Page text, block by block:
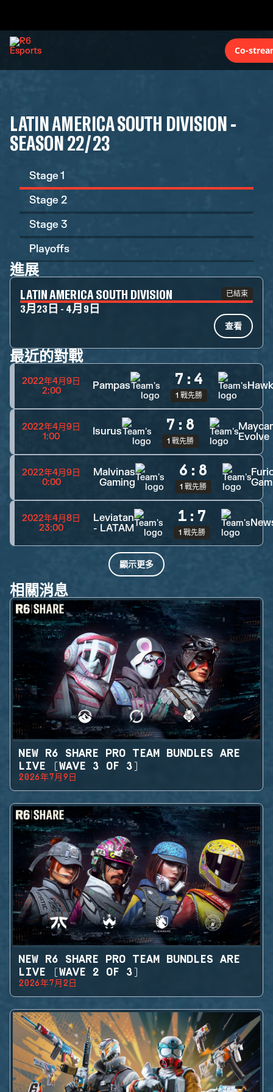
Co-
LATIN AMERICA SOUTH DIVISION -
SEASON 22/23
Stage 1
Stage 2
Stage 3
Playoffs
進展
LATIN AMERICA SOUTH DIVISION 已結束
3月23日 - 4月9日
查看
最近的對戰
2022年4月9日
2:00
Pampas 7 : 4
1 戰先勝
2022年4月9日
1:00
Isurus 7 : 8
1 戰先勝
Evolve
2022年4月9日
0:00
Malvinas
Gaming
6 : 8
1 戰先勝
2022年4月8日
23:00
Leviatan
- LATAM
1 : 7
1 戰先勝
顯示更多
相關消息
NEW R6 SHARE PRO TEAM BUNDLES ARE
LIVE (WAVE 3 OF 3)
2026年7月9日
NEW R6 SHARE PRO TEAM BUNDLES ARE
LIVE (WAVE 2 OF 3)
2026年7月2日